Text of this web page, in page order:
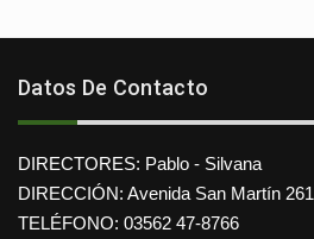
Datos De Contacto
DIRECTORES: Pablo - Silvana
DIRECCIÓN: Avenida San Martín 261
TELÉFONO: 03562 47-8766